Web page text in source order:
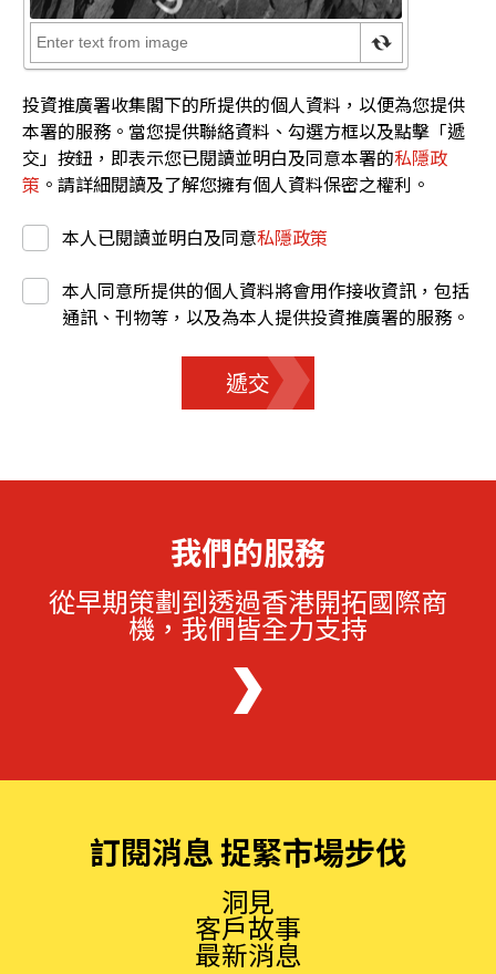
投資推廣署收集閣下的所提供的個人資料，以便為您提供
本署的服務。當您提供聯絡資料、勾選方框以及點擊「遞
交」按鈕，即表示您已閱讀並明白及同意本署的私隱政
策 。請詳細閱讀及了解您擁有個人資料保密之權利。
本人已閱讀並明白及同意私隱政策
本人同意所提供的個人資料將會用作接收資訊，包括
通訊、刊物等，以及為本人提供投資推廣署的服務。
遞交
我們的服務
從早期策劃到透過香港開拓國際商
機，我們皆全力支持
訂閱消息 捉緊市場步伐
洞見
客戶故事
最新消息